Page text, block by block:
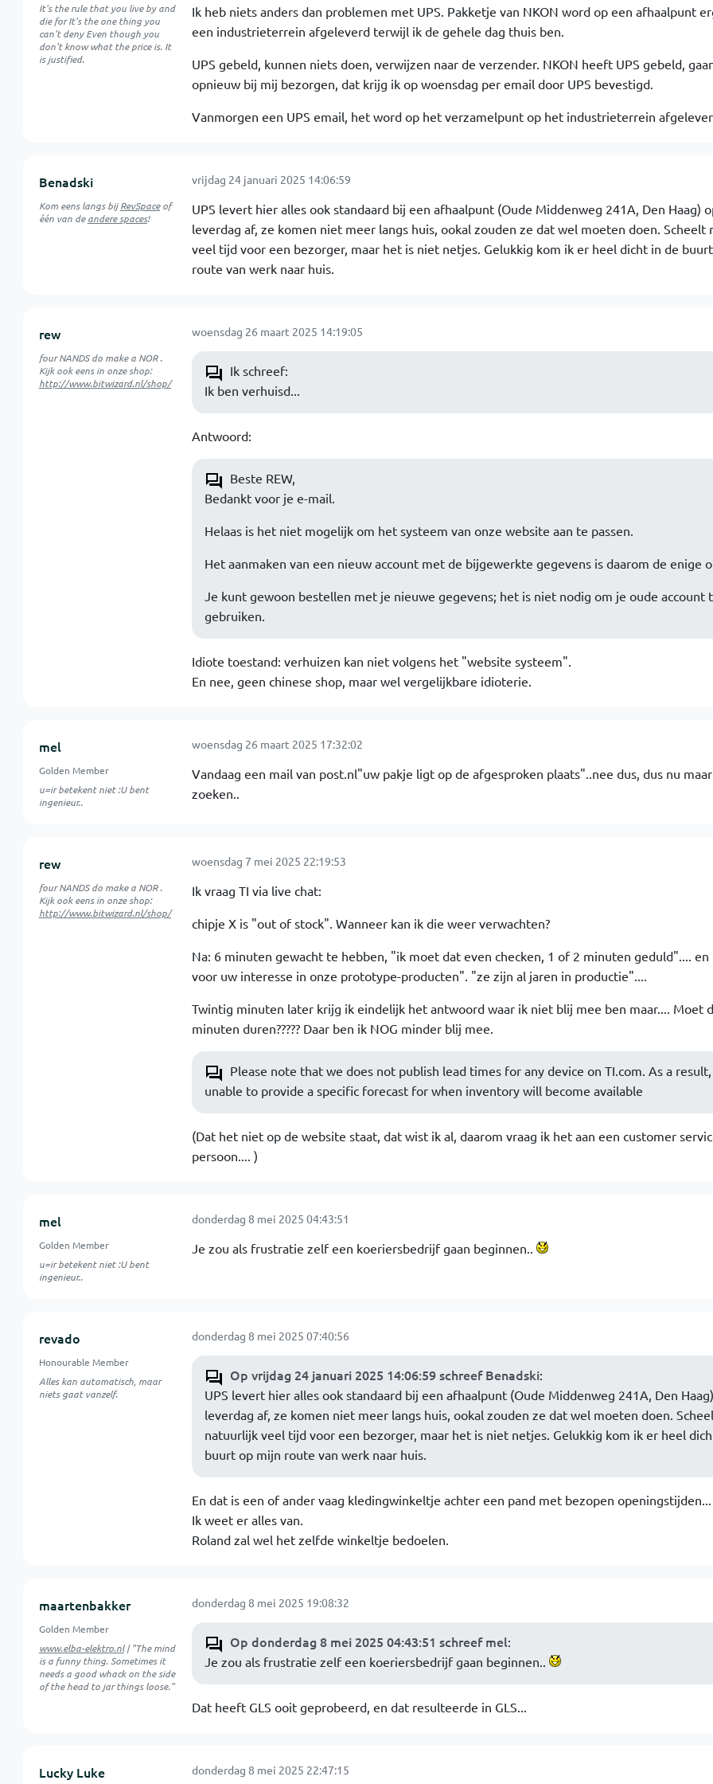
It's the rule that you live by and
die for It's the one thing you
can't deny Even though you
don't know what the price is. It
is justified.
Ik heb niets anders dan problemen met UPS. Pakketje van NKON word op een afhaalpunt
een industrieterrein afgeleverd terwijl ik de gehele dag thuis ben.
UPS gebeld, kunnen niets doen, verwijzen naar de verzender. NKON heeft UPS gebeld,
opnieuw bij mij bezorgen, dat krijg ik op woensdag per email door UPS bevestigd.
Vanmorgen een UPS email, het word op het verzamelpunt op het industrieterrein
Benadski
Kom eens langs bijRevSpaceof
één van deandere spaces!
vrijdag 24 januari 2025 14:06:59
UPS levert hier alles ook standaard bij een afhaalpunt (Oude Middenweg 241A, Den Haag)
leverdag af, ze komen niet meer langs huis, ookal zouden ze dat wel moeten doen. Scheelt
veel tijd voor een bezorger, maar het is niet netjes. Gelukkig kom ik er heel dicht in de
route van werk naar huis.
rew
four NANDS do make a NOR .
Kijk ook eens in onze shop:
http://www.bitwizard.nl/shop/
woensdag 26 maart 2025 14:19:05
Ik schreef:
Ik ben verhuisd...
Antwoord:
Beste REW,
Bedankt voor je e-mail.
Helaas is het niet mogelijk om het systeem van onze website aan te passen.
Het aanmaken van een nieuw account met de bijgewerkte gegevens is daarom de enige
Je kunt gewoon bestellen met je nieuwe gegevens; het is niet nodig om je oude account
gebruiken.
Idiote toestand: verhuizen kan niet volgens het "website systeem".
En nee, geen chinese shop, maar wel vergelijkbare idioterie.
mel
Golden Member
u=ir betekent niet :U bent
ingenieur..
woensdag 26 maart 2025 17:32:02
Vandaag een mail van post.nl"uw pakje ligt op de afgesproken plaats"..nee dus, dus nu
zoeken..
rew
four NANDS do make a NOR .
Kijk ook eens in onze shop:
http://www.bitwizard.nl/shop/
woensdag 7 mei 2025 22:19:53
Ik vraag TI via live chat:
chipje X is "out of stock". Wanneer kan ik die weer verwachten?
Na: 6 minuten gewacht te hebben, "ik moet dat even checken, 1 of 2 minuten geduld".... en
voor uw interesse in onze prototype-producten". "ze zijn al jaren in productie"....
Twintig minuten later krijg ik eindelijk het antwoord waar ik niet blij mee ben maar.... Moet
minuten duren????? Daar ben ik NOG minder blij mee.
Please note that we does not publish lead times for any device on TI.com. As a
unable to provide a specific forecast for when inventory will become available
(Dat het niet op de website staat, dat wist ik al, daarom vraag ik het aan een customer
persoon.... )
mel
Golden Member
u=ir betekent niet :U bent
ingenieur..
donderdag 8 mei 2025 04:43:51
Je zou als frustratie zelf een koeriersbedrijf gaan beginnen..
revado
Honourable Member
Alles kan automatisch, maar
niets gaat vanzelf.
donderdag 8 mei 2025 07:40:56
Op vrijdag 24 januari 2025 14:06:59 schreef Benadski:
UPS levert hier alles ook standaard bij een afhaalpunt (Oude Middenweg 241A, Den
leverdag af, ze komen niet meer langs huis, ookal zouden ze dat wel moeten doen.
natuurlijk veel tijd voor een bezorger, maar het is niet netjes. Gelukkig kom ik er heel
buurt op mijn route van werk naar huis.
En dat is een of ander vaag kledingwinkeltje achter een pand met bezopen openingstijden...
Ik weet er alles van.
Roland zal wel het zelfde winkeltje bedoelen.
maartenbakker
Golden Member
www.elba-elektro.nl| "The mind
is a funny thing. Sometimes it
needs a good whack on the side
of the head to jar things loose."
donderdag 8 mei 2025 19:08:32
Op donderdag 8 mei 2025 04:43:51 schreef mel:
Je zou als frustratie zelf een koeriersbedrijf gaan beginnen..
Dat heeft GLS ooit geprobeerd, en dat resulteerde in GLS...
Lucky Luke donderdag 8 mei 2025 22:47:15